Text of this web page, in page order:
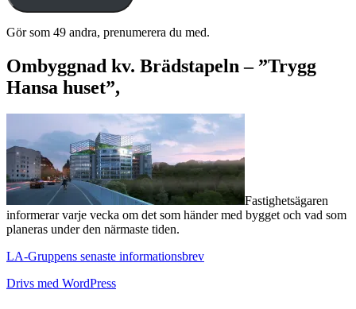
Gör som 49 andra, prenumerera du med.
Ombyggnad kv. Brädstapeln – ”Trygg
Hansa huset”,
Fastighetsägaren
informerar varje vecka om det som händer med bygget och vad som
planeras under den närmaste tiden.
LA-Gruppens senaste informationsbrev
Drivs med WordPress